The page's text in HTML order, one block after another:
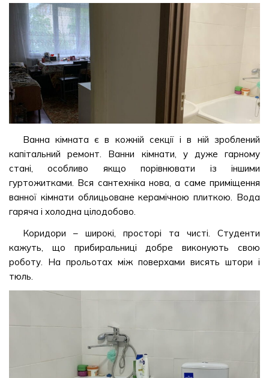
Ванна кімната є в кожній секції і в ній зроблений
капітальний ремонт. Ванни кімнати, у дуже гарному
стані, особливо якщо порівнювати із іншими
гуртожитками. Вся сантехніка нова, а саме приміщення
ванної кімнати облицьоване керамічною плиткою. Вода
гаряча і холодна цілодобово.
Коридори – широкі, просторі та чисті. Студенти
кажуть, що прибиральниці добре виконують свою
роботу. На прольотах між поверхами висять штори і
тюль.